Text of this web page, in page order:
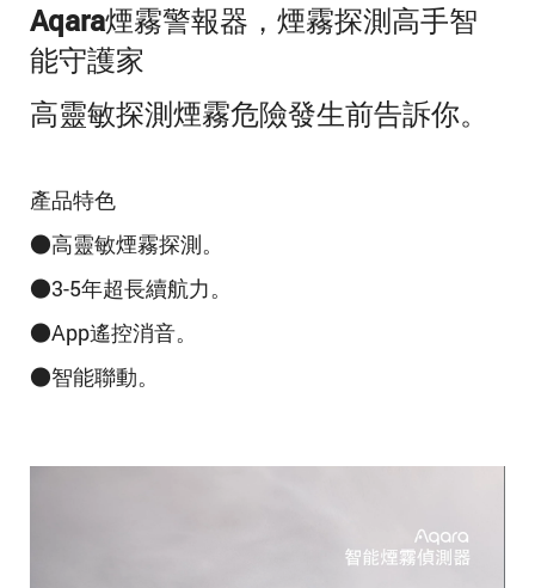
Aqara煙霧警報器，煙霧探測高手智
能守護家
高靈敏探測煙霧危險發生前告訴你。
產品特色
●高靈敏煙霧探測。
●3-5年超長續航力。
●App遙控消音。
●智能聯動。